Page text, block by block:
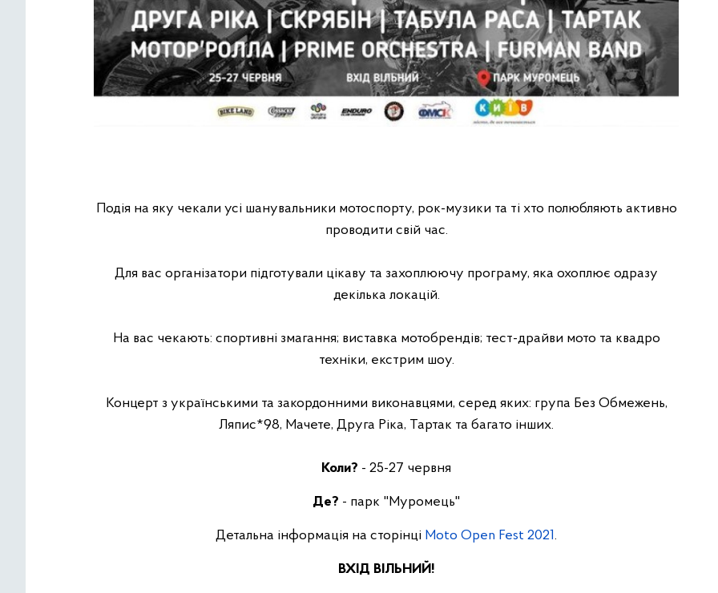
Подія на яку чекали усі шанувальники мотоспорту, рок-музики та ті хто полюбляють активно
проводити свій час.
Для вас організатори підготували цікаву та захоплюючу програму, яка охоплює одразу
декілька локацій.
На вас чекають: спортивні змагання; виставка мотобрендів; тест-драйви мото та квадро
техніки, екстрим шоу.
Концерт з українськими та закордонними виконавцями, серед яких: група Без Обмежень,
Ляпис*98, Мачете, Друга Ріка, Тартак та багато інших.
Коли? - 25-27 червня
Де? - парк "Муромець"
Детальна інформація на сторінці Moto Open Fest 2021.
ВХІД ВІЛЬНИЙ!